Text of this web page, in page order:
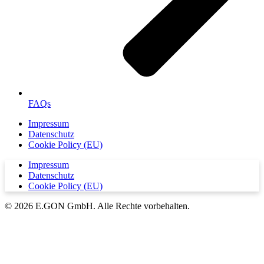
FAQs
Impressum
Datenschutz
Cookie Policy (EU)
Impressum
Datenschutz
Cookie Policy (EU)
© 2026 E.GON GmbH. Alle Rechte vorbehalten.